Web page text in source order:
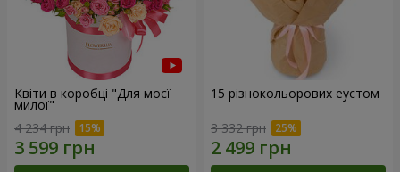
Квіти в коробці "Для моєї
милої"
4 234 грн
15 різнокольорових еустом
3 332 грн